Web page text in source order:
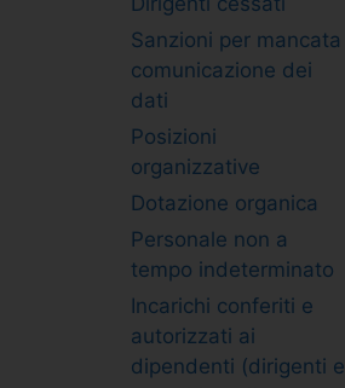
Sanzioni per mancata
comunicazione dei
dati
Posizioni
organizzative
Dotazione organica
Personale non a
tempo indeterminato
Incarichi conferiti e
autorizzati ai
dipendenti (dirigenti e